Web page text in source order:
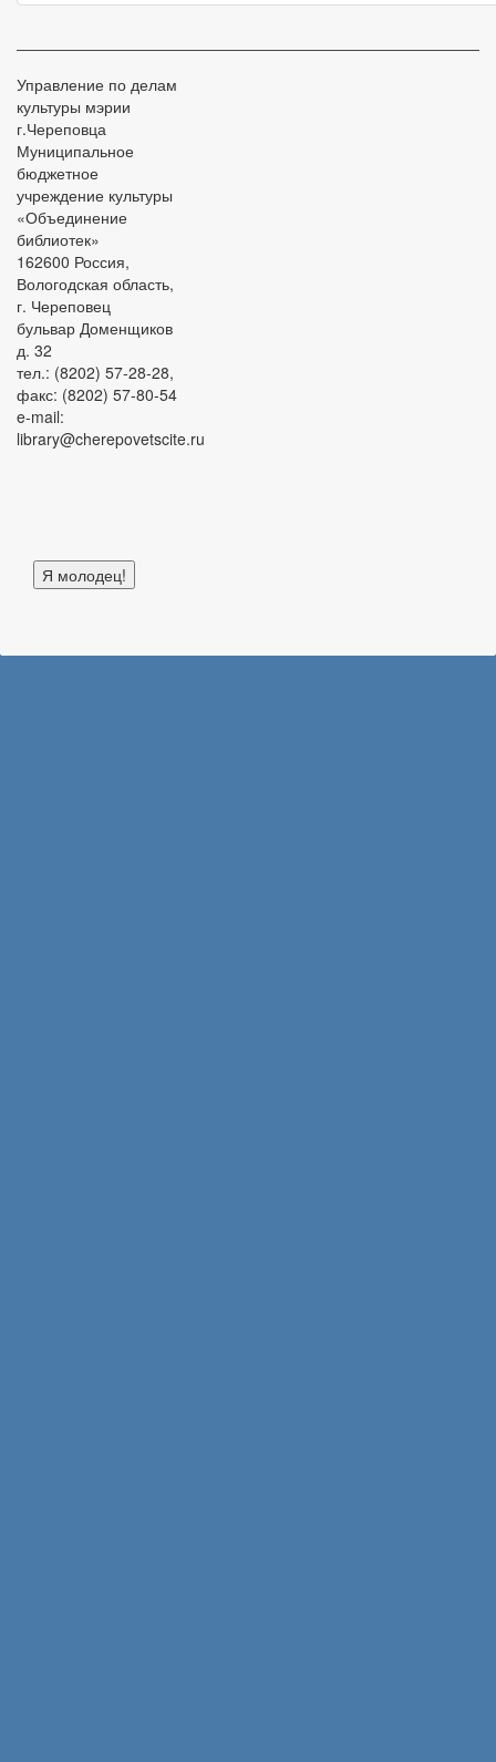
Управление по делам
культуры мэрии
г.Череповца
Муниципальное
бюджетное
учреждение культуры
«Объединение
библиотек»
162600 Россия,
Вологодская область,
г. Череповец
бульвар Доменщиков
д. 32
тел.: (8202) 57-28-28,
факс: (8202) 57-80-54
e-mail:
library@cherepovetscite.ru